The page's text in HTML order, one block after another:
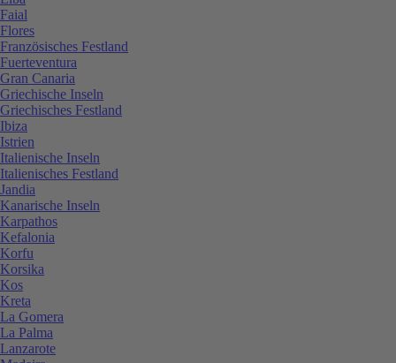
Faial
Flores
Französisches Festland
Fuerteventura
Gran Canaria
Griechische Inseln
Griechisches Festland
Ibiza
Istrien
Italienische Inseln
Italienisches Festland
Jandia
Kanarische Inseln
Karpathos
Kefalonia
Korfu
Korsika
Kos
Kreta
La Gomera
La Palma
Lanzarote